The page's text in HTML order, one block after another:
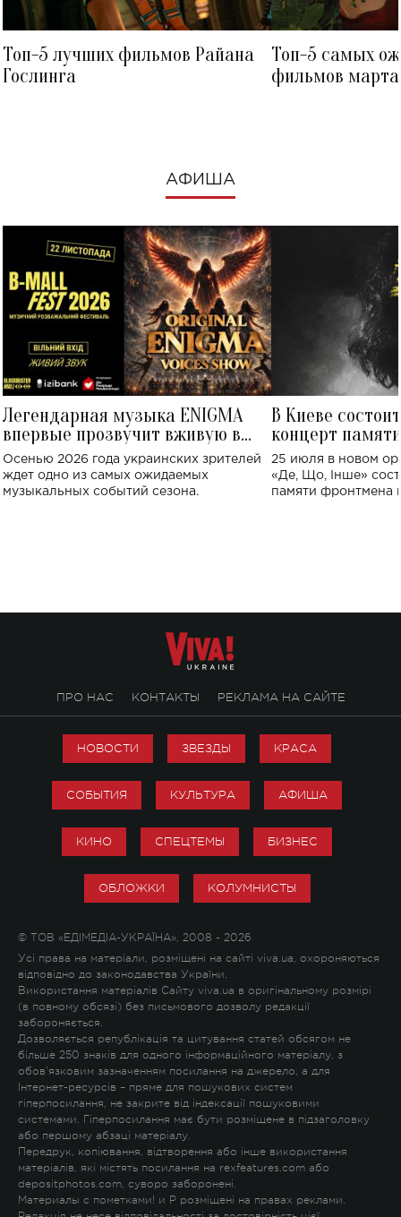
Топ-5 лучших фильмов Райана
Гослинга
Топ-5 самых
фильмов
АФИША
Легендарная музыка ENIGMA
впервые прозвучит вживую в
Украине: где состоится концерт
Осенью 2026 года украинских зрителей
ждет одно из самых ожидаемых
музыкальных событий сезона.
В Киеве
концерт
Клименко:
исполнят песни
25 июля в новом
«Де, Що, Інше»
памяти фронтмена
ПРО НАС КОНТАКТЫ РЕКЛАМА НА САЙТЕ
НОВОСТИ ЗВЕЗДЫ КРАСА
СОБЫТИЯ КУЛЬТУРА АФИША
КИНО СПЕЦТЕМЫ БИЗНЕС
ОБЛОЖКИ КОЛУМНИСТЫ
© ТОВ «ЕДІМЕДІА-УКРАЇНА», 2008 - 2026
Усі права на матеріали, розміщені на сайті viva.ua, охороняються
відповідно до законодавства України.
Використання матеріалів Сайту viva.ua в оригінальному розмірі
(в повному обсязі) без письмового дозволу редакції
забороняється.
Дозволяється републікація та цитування статей обсягом не
більше 250 знаків для одного інформаційного матеріалу, з
обов'язковим зазначенням посилання на джерело, а для
Інтернет-ресурсів – пряме для пошукових систем
гіперпосилання, не закрите від індексації пошуковими
системами. Гіперпосилання має бути розміщене в підзаголовку
або першому абзаці матеріалу.
Передрук, копіювання, відтворення або інше використання
матеріалів, які містять посилання на rexfeatures.com або
depositphotos.com, суворо заборонені.
Материалы с пометками! и P розміщені на правах реклами.